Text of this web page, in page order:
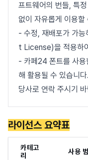
프트웨어의 번들, 특
없이 자유롭게 이용할
- 수정, 재배포가 가
t License)을 적용하
- 카페24 폰트를 사용
해 활용될 수 있습니
당사로 연락 주시기
라이선스 요약표
카테고
리
사용